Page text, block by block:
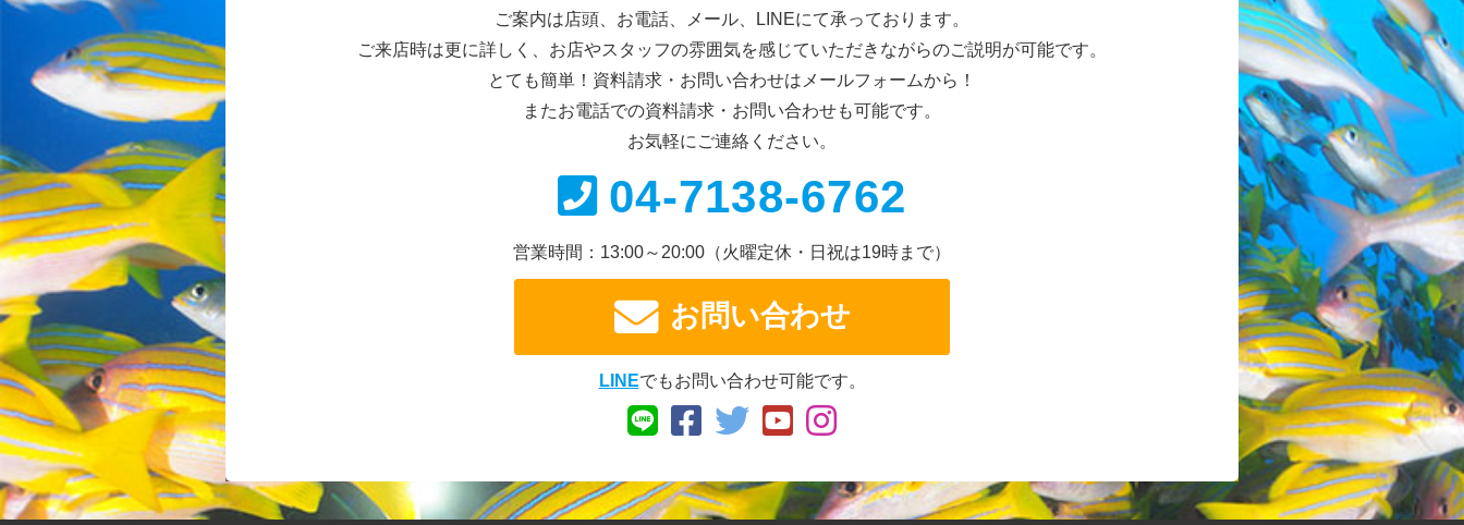
ご案内は店頭、お電話、メール、
LINEにて承っております。
ご来店時は更に詳しく、お店やスタッフの雰囲気を感じていただきながらのご説明が可能です。
とても簡単！資料請求・お問い合わせは メールフォームから！
またお電話での資料請求・ お問い合わせも可能です。
お気軽にご連絡ください。
04-7138-6762
営業時間：13:00～20:00 （火曜定休・日祝は19時まで）
お問い合わせ
LINEでもお問い合わせ可能です。